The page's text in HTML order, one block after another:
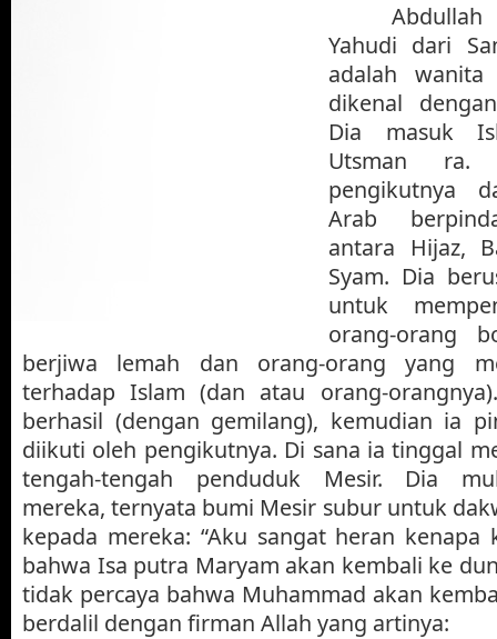
Yahudi dari
adalah
dikenal
Dia masuk
Utsman
pengikutnya
Arab
antara Hijaz,
Syam. Dia
untuk
orang-orang
berjiwa lemah dan orang-orang yang
terhadap Islam (dan atau orang-
berhasil (dengan gemilang), kemudian ia
diikuti oleh pengikutnya. Di sana ia tinggal
tengah-tengah penduduk Mesir. Dia
mereka, ternyata bumi Mesir subur untuk
kepada mereka: “Aku sangat heran kenapa
bahwa Isa putra Maryam akan kembali ke
tidak percaya bahwa Muhammad akan
berdalil dengan firman Allah yang artinya: